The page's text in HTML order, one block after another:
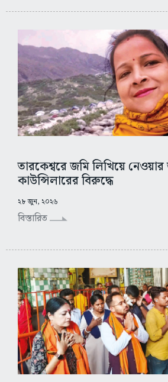
তারকেশ্বরে জমি লিখিয়ে
কাউন্সিলারের বিরুদ্ধে
২৮ জুন, ২০২৬
বিস্তারিত